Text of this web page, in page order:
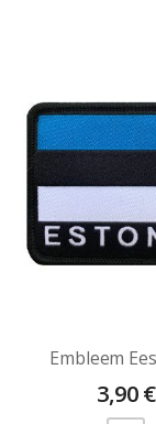
Embleem
3,90€